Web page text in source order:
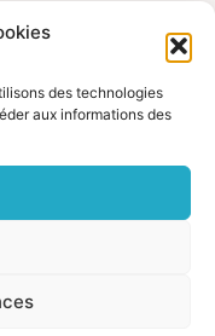
des technologies
aux informations des
légales